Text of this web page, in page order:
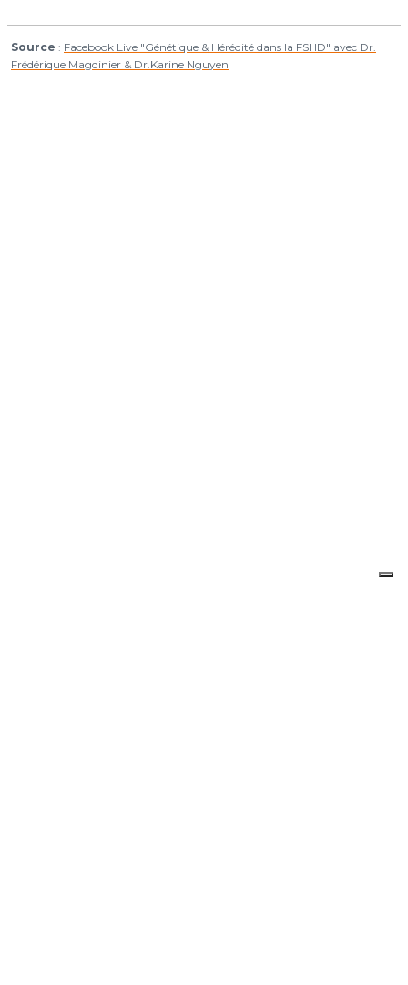
Source : Facebook Live "Génétique & Hérédité dans la FSHD" avec Dr.
Frédérique Magdinier & Dr.Karine Nguyen